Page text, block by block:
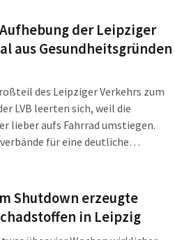
um herauszukriegen, ob und wie
wirkte.
der Leipziger
aus Gesundheitsgründen
des Leipziger Verkehrs zum
LVB leerten sich, weil die
lieber aufs Fahrrad umstiegen.
für eine deutliche
Umweltzone. Ein Antrag, der
ist, wie das Umweltdezernat
Shutdown erzeugte
in Leipzig